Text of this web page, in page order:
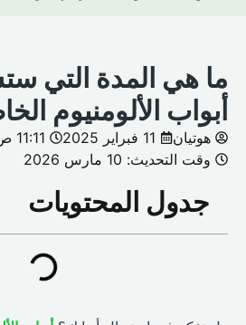
ما هي المدة التي
أبواب الألومنيوم
هوتيان 11 فبراير 2025
11:11 ص
وقت التحديث: 10 مارس 2026
جدول المحتويات